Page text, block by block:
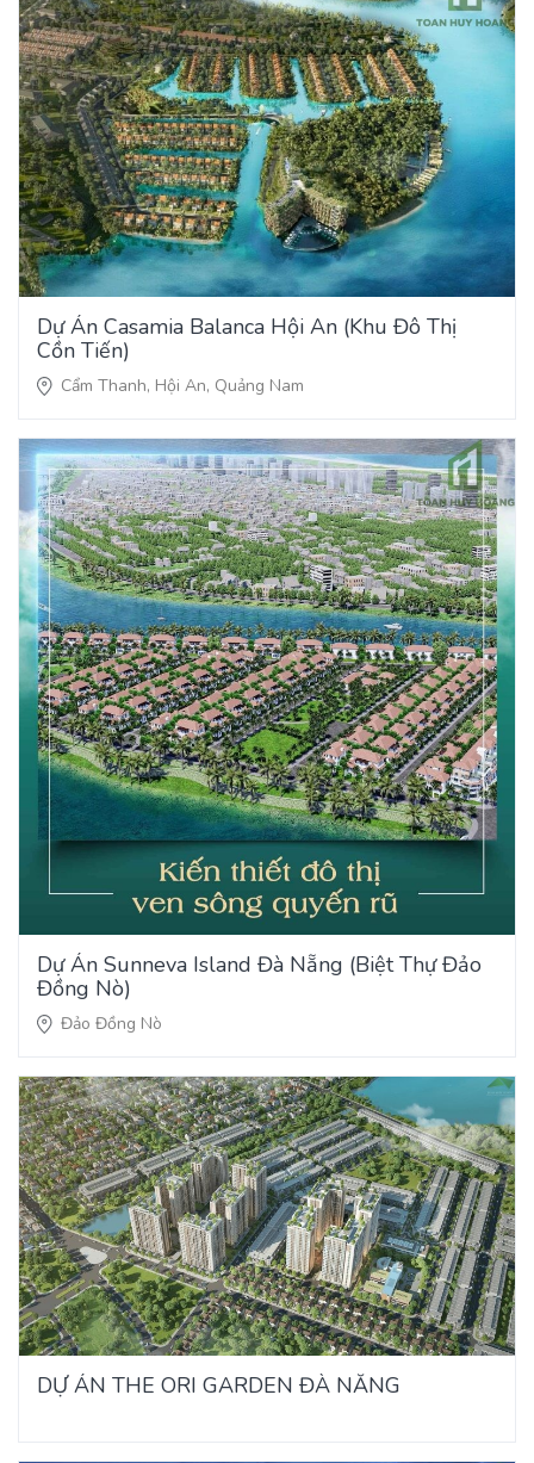
Dự Án Casamia Balanca Hội An (Khu Đô Thị
Cồn Tiến)
Cẩm Thanh, Hội An, Quảng Nam
Dự Án Sunneva Island Đà Nẵng (Biệt Thự Đảo
Đồng Nò)
Đảo Đồng Nò
DỰ ÁN THE ORI GARDEN ĐÀ NẴNG